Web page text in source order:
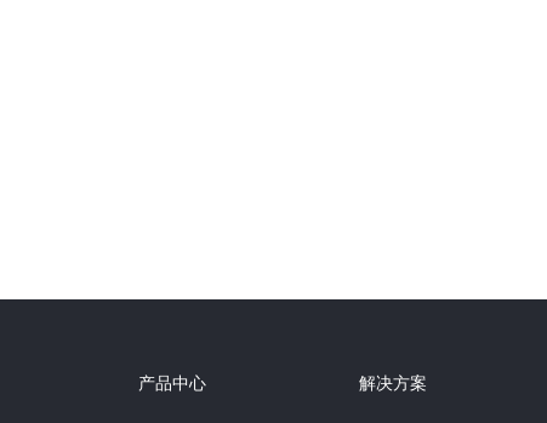
产品中心
解决方案